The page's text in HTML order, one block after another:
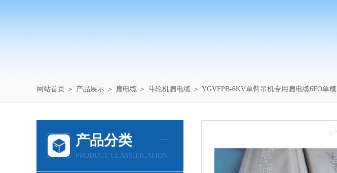
网站首页 ＞ 产品展示 ＞ 扁电缆 ＞ 斗轮机扁电缆 ＞ YGVFPB-6KV单臂吊机专用扁电缆6FO单模
产品分类
PRODUCT CLASSIFICATION